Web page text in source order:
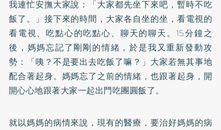
我連忙安撫大家說：「大家都先坐下來吧，暫時不吃
飯了。」接下來的時間，大家各自坐的坐，看電視的
看電視、吃點心的吃點心、聊天的聊天。15分鐘之
後，媽媽忘記了剛剛的情緒，於是我又重新發動攻
勢：「咦？不是要出去吃飯了嘛？」大家若無其事地
配合著起身。媽媽忘了之前的情緒，也跟著起身，開
開心心地跟著大家一起出門吃團圓飯了。
就以媽媽的病情來說，現有的醫療，要治好媽媽的病